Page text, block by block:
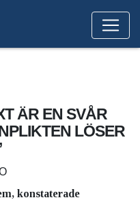
ÄR EN SVÅR
LÖSER
konstaterade